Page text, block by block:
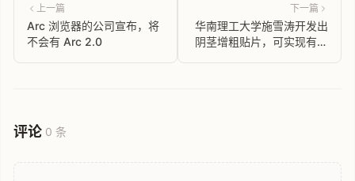
上一篇
Arc 浏览器的公司宣布，将
不会有 Arc 2.0
下一篇
华南理工大学施雪涛开发出
阴茎增粗贴片，可实现有效
评论 0 条